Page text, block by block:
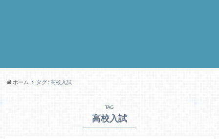
ホーム タグ : 高校入試
TAG
高校入試